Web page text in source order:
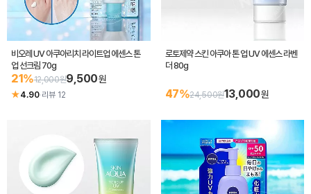
비오레 UV 아쿠아리치 라이트업 에센스 톤
업 선크림 70g
21%12,000원9,500원
★4.90·리뷰 12
로토제약 스킨 아쿠아 톤 업 UV 에센스 라벤
더 80g
47%24,500원13,000원